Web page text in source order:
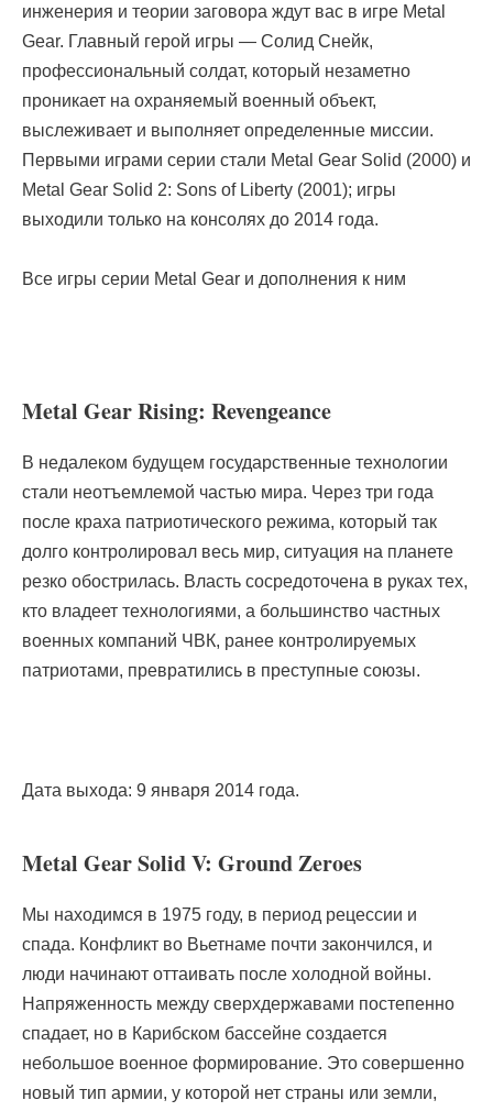
инженерия и теории заговора ждут вас в игре Metal
Gear. Главный герой игры — Солид Снейк,
профессиональный солдат, который незаметно
проникает на охраняемый военный объект,
выслеживает и выполняет определенные миссии.
Первыми играми серии стали Metal Gear Solid (2000) и
Metal Gear Solid 2: Sons of Liberty (2001); игры
выходили только на консолях до 2014 года.
Все игры серии Metal Gear и дополнения к ним
Metal Gear Rising: Revengeance
В недалеком будущем государственные технологии
стали неотъемлемой частью мира. Через три года
после краха патриотического режима, который так
долго контролировал весь мир, ситуация на планете
резко обострилась. Власть сосредоточена в руках тех,
кто владеет технологиями, а большинство частных
военных компаний ЧВК, ранее контролируемых
патриотами, превратились в преступные союзы.
Дата выхода: 9 января 2014 года.
Metal Gear Solid V: Ground Zeroes
Мы находимся в 1975 году, в период рецессии и
спада. Конфликт во Вьетнаме почти закончился, и
люди начинают оттаивать после холодной войны.
Напряженность между сверхдержавами постепенно
спадает, но в Карибском бассейне создается
небольшое военное формирование. Это совершенно
новый тип армии, у которой нет страны или земли,